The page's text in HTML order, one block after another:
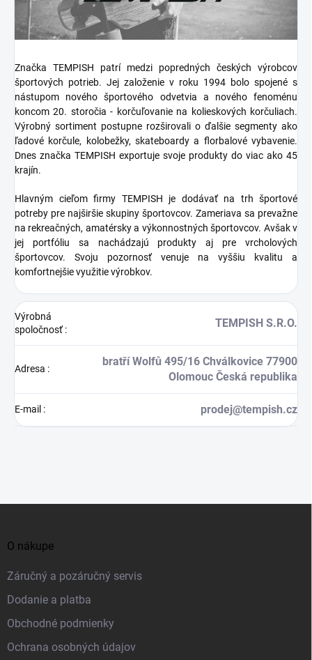
Značka TEMPISH patrí medzi popredných českých výrobcov
športových potrieb. Jej založenie v roku 1994 bolo spojené s
nástupom nového športového odvetvia a nového fenoménu
koncom 20. storočia - korčuľovanie na kolieskových korčuliach.
Výrobný sortiment postupne rozširovali o ďalšie segmenty ako
ľadové korčule, kolobežky, skateboardy a florbalové vybavenie.
Dnes značka TEMPISH exportuje svoje produkty do viac ako 45
krajín.
Hlavným cieľom firmy TEMPISH je dodávať na trh športové
potreby pre najširšie skupiny športovcov. Zameriava sa prevažne
na rekreačných, amatérsky a výkonnostných športovcov. Avšak v
jej portfóliu sa nachádzajú produkty aj pre vrcholových
športovcov. Svoju pozornosť venuje na vyššiu kvalitu a
komfortnejšie využitie výrobkov.
Výrobná
spoločnosť: TEMPISH S.R.O.
Adresa :
bratří Wolfů 495/16 Chválkovice 77900
Olomouc Česká republika
E-mail : prodej@tempish.cz
p
ä
e
O nákupe
Záručný a pozáručný servis
Dodanie a platba
Obchodné podmienky
Ochrana osobných údajov